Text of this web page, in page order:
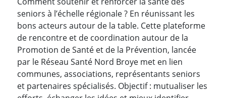
seniors à l’échelle régionale ? En réunissant les
bons acteurs autour de la table. Cette plateforme
de rencontre et de coordination autour de la
Promotion de Santé et de la Prévention, lancée
par le Réseau Santé Nord Broye met en lien
communes, associations, représentants seniors
et partenaires spécialisés. Objectif : mutualiser les